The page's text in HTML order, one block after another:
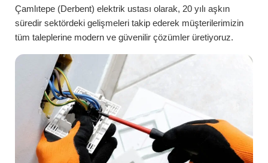
Çamlıtepe (Derbent) elektrik ustası olarak, 20 yılı aşkın
süredir sektördeki gelişmeleri takip ederek müşterilerimizin
tüm taleplerine modern ve güvenilir çözümler üretiyoruz.